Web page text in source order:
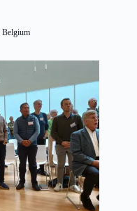
Belgium